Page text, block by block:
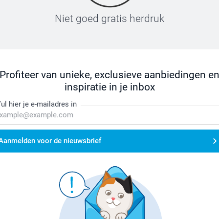
Niet goed gratis herdruk
Profiteer van unieke, exclusieve aanbiedingen en
inspiratie in je inbox
hier je e-mailadres in
voor de nieuwsbrief